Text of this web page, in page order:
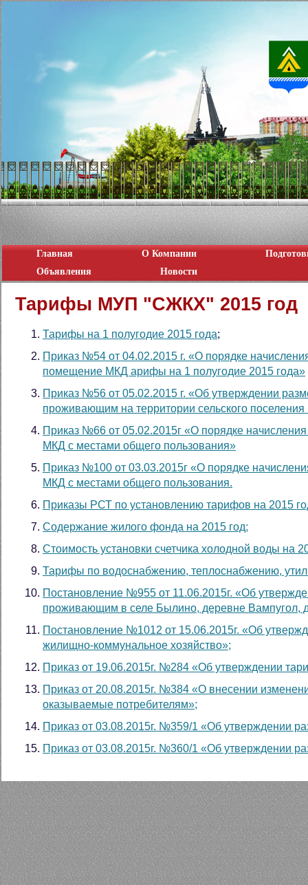
Главная О Компании
Объявления
Новости
Тарифы МУП "СЖКХ" 2015 год
Тарифы на 1 полугодие 2015 года;
Приказ №54 от 04.02.2015 г. «О порядке
помещение МКД арифы на 1 полугодие 2015 года»
Приказ №56 от 05.02.2015 г. «Об утверждении
проживающим на территории сельского поселения
Приказ №66 от 05.02.2015г «О порядке
МКД с местами общего пользования»
Приказ №100 от 03.03.2015г «О порядке
МКД с местами общего пользования.
Приказы РСТ по установлению тарифов на 2015
Содержание жилого фонда на 2015 год;
Стоимость установки счетчика холодной воды на
Тарифы по водоснабжению, теплоснабжению,
Постановление №955 от 11.06.2015г. «Об
проживающим в селе Былино, деревне Вампугол,
Постановление №1012 от 15.06.2015г. «Об
жилищно-коммунальное хозяйство»;
Приказ от 19.06.2015г. №284 «Об утверждении
Приказ от 20.08.2015г. №384 «О внесении
оказываемые потребителям»;
Приказ от 03.08.2015г. №359/1 «Об утверждении
Приказ от 03.08.2015г. №360/1 «Об утверждении